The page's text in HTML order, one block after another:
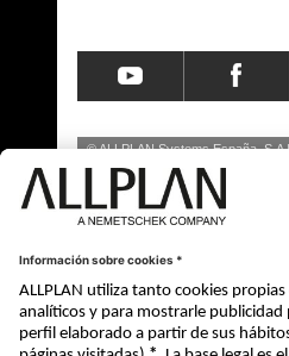
© ALLPLAN Systems España, S.A
Nemetschek